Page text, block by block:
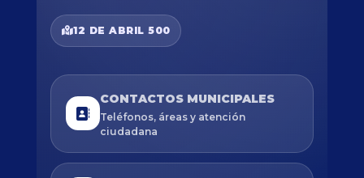
12 DE ABRIL 500
CONTACTOS MUNICIPALES
Teléfonos, áreas y atención
ciudadana